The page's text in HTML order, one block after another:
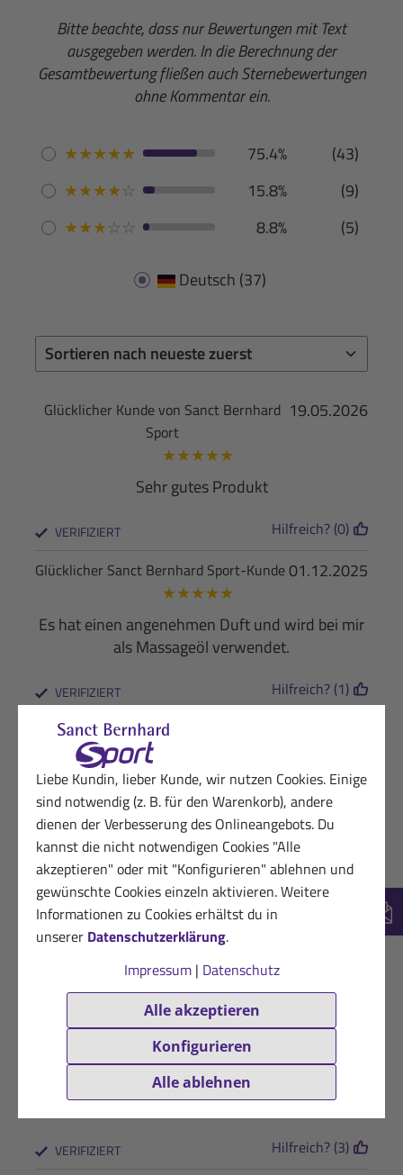
Liebe Kundin, lieber Kunde, wir nutzen Cookies. Einige
sind notwendig (z. B. für den Warenkorb), andere
dienen der Verbesserung des Onlineangebots. Du
kannst die nicht notwendigen Cookies "Alle
akzeptieren" oder mit "Konfigurieren" ablehnen und
gewünschte Cookies einzeln aktivieren. Weitere
Informationen zu Cookies erhältst du in
unserer Datenschutzerklärung.
Impressum| Datenschutz
Alle akzeptieren
Konfigurieren
Alle ablehnen
Bitte beachte, dass nur Bewertungen mit Text
ausgegeben werden. In die Berechnung der
Gesamtbewertung fließen auch Sternebewertungen
ohne Kommentar ein.
★★★★★ 75.4%
(43)
★★★★☆ 15.8%
(9)
★★★☆☆ 8.8% (5)
Deutsch (37)
19.05.2026
Glücklicher Kunde von Sanct Bernhard
Sport
★★★★★
Sehr gutes Produkt
VERIFIZIERT Hilfreich? (0)
01.12.2025
Glücklicher Sanct Bernhard Sport-Kunde
★★★★★
Es hat einen angenehmen Duft und wird bei mir
als Massageöl verwendet.
VERIFIZIERT Hilfreich? (1)
Dankbare Kundin
Kann es noch nicht Noch nicht angewendet
VERIFIZIERT Hilfreich? (3)
21.06.2022
Glückliche Kundin von Sanct Bernhard
Sport
★★★★★
Gut verträglich auf der Haut
VERIFIZIERT Hilfreich? (3)
27.09.2021
Werner S.
★★★★★
Ausgezeichnet auch vor dem Sport beim kalter
Witterung
VERIFIZIERT Hilfreich? (3)